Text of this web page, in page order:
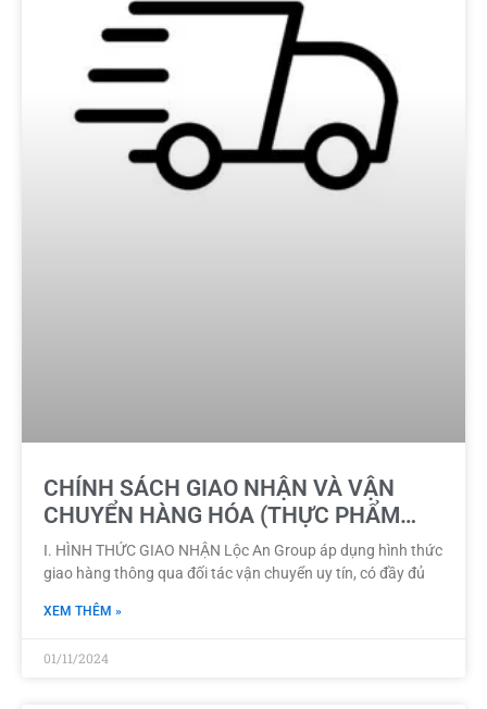
CHÍNH SÁCH GIAO NHẬN VÀ VẬN
CHUYỂN HÀNG HÓA (THỰC PHẨM
ĐÔNG LẠNH)
I. HÌNH THỨC GIAO NHẬN Lộc An Group áp dụng hình thức
giao hàng thông qua đối tác vận chuyển uy tín, có đầy đủ
XEM THÊM »
01/11/2024